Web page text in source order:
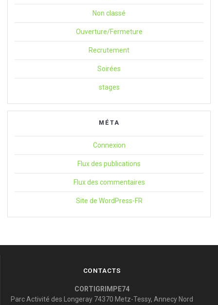
Non classé
Ouverture/Fermeture
Recrutement
Soirées
stages
MÉTA
Connexion
Flux des publications
Flux des commentaires
Site de WordPress-FR
CONTACTS
CORTIGRIMPE74
Parc Activité des Longeray 74370 Metz-Tessy, Annecy Nord